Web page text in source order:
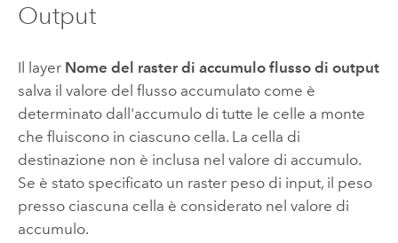
Output
Il layer Nome del raster di accumulo flusso di output
salva il valore del flusso accumulato come è
determinato dall'accumulo di tutte le celle a monte
che fluiscono in ciascuno cella. La cella di
destinazione non è inclusa nel valore di accumulo.
Se è stato specificato un raster peso di input, il peso
presso ciascuna cella è considerato nel valore di
accumulo.